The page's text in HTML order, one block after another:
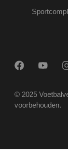
© 2025
voorbehouden.